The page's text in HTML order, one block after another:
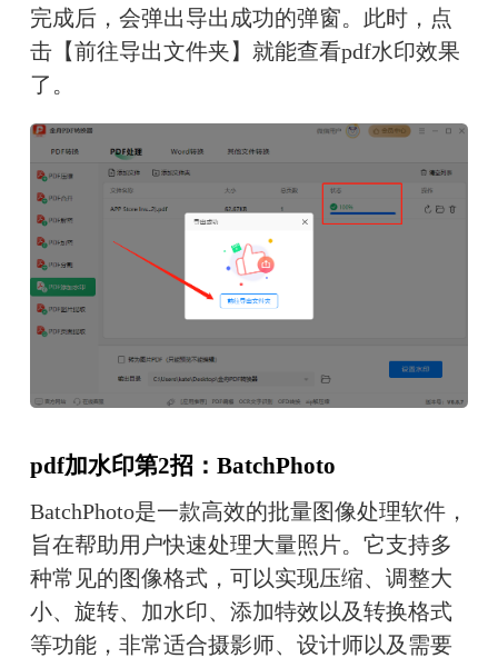
完成后，会弹出导出成功的弹窗。此时，点
击【前往导出文件夹】就能查看pdf水印效果
了。
pdf加水印第2招：BatchPhoto
BatchPhoto是一款高效的批量图像处理软件，
旨在帮助用户快速处理大量照片。它支持多
种常见的图像格式，可以实现压缩、调整大
小、旋转、加水印、添加特效以及转换格式
等功能，非常适合摄影师、设计师以及需要